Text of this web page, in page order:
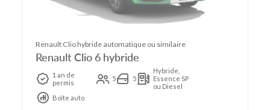
Renault Clio hybride automatique ou similaire
Renault Clio 6 hybride
1 an de
permis
5 5
Hybride,
Essence SP
ou Diesel
Boîte auto